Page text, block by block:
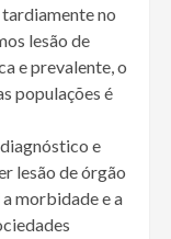
no
lesão de
e prevalente, o
populações é
e
lesão de órgão
morbidade e a